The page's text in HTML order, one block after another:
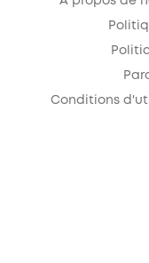
Conditions